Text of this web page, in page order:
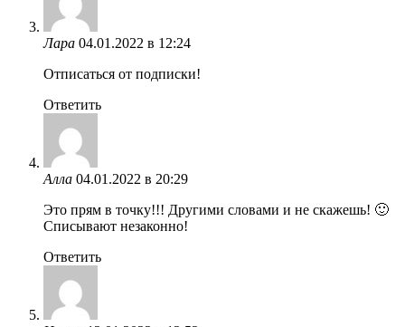
Лара 04.01.2022 в 12:24
Отписаться от подписки!
Ответить
Алла 04.01.2022 в 20:29
Это прям в точку!!! Другими словами и не скажешь! 🙂
Списывают незаконно!
Ответить